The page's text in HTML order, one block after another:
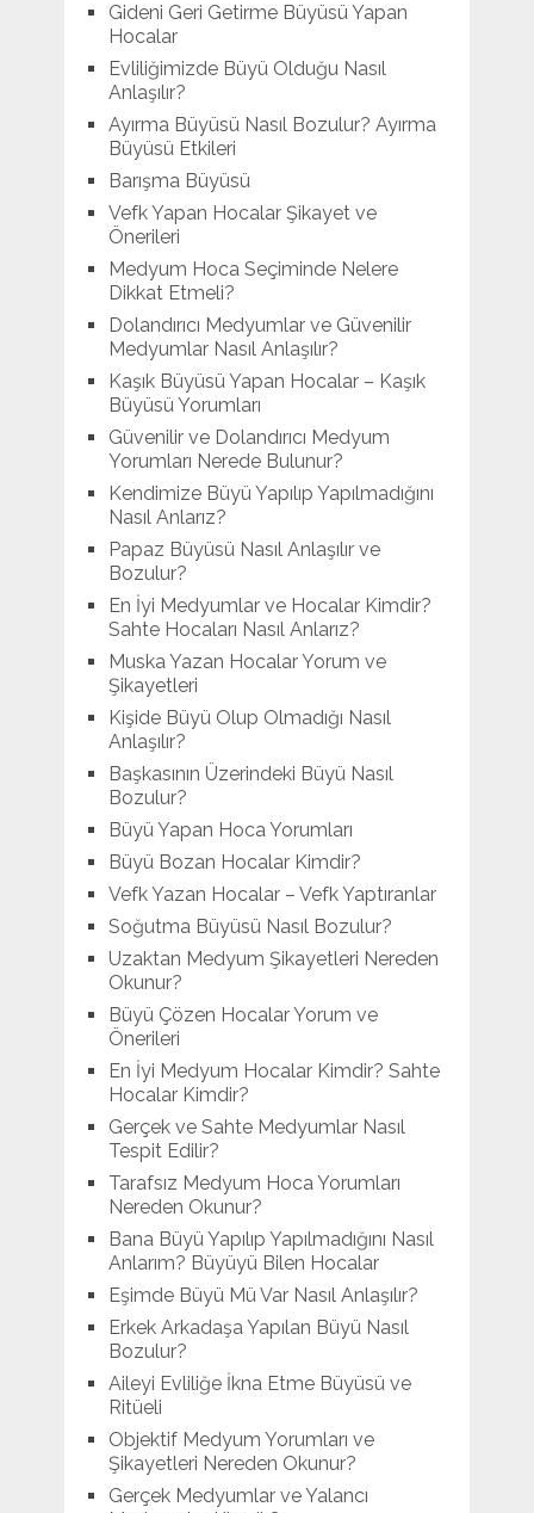
Gideni Geri Getirme Büyüsü Yapan
Hocalar
Evliliğimizde Büyü Olduğu Nasıl
Anlaşılır?
Ayırma Büyüsü Nasıl Bozulur? Ayırma
Büyüsü Etkileri
Barışma Büyüsü
Vefk Yapan Hocalar Şikayet ve
Önerileri
Medyum Hoca Seçiminde Nelere
Dikkat Etmeli?
Dolandırıcı Medyumlar ve Güvenilir
Medyumlar Nasıl Anlaşılır?
Kaşık Büyüsü Yapan Hocalar – Kaşık
Büyüsü Yorumları
Güvenilir ve Dolandırıcı Medyum
Yorumları Nerede Bulunur?
Kendimize Büyü Yapılıp Yapılmadığını
Nasıl Anlarız?
Papaz Büyüsü Nasıl Anlaşılır ve
Bozulur?
En İyi Medyumlar ve Hocalar Kimdir?
Sahte Hocaları Nasıl Anlarız?
Muska Yazan Hocalar Yorum ve
Şikayetleri
Kişide Büyü Olup Olmadığı Nasıl
Anlaşılır?
Başkasının Üzerindeki Büyü Nasıl
Bozulur?
Büyü Yapan Hoca Yorumları
Büyü Bozan Hocalar Kimdir?
Vefk Yazan Hocalar – Vefk Yaptıranlar
Soğutma Büyüsü Nasıl Bozulur?
Uzaktan Medyum Şikayetleri Nereden
Okunur?
Büyü Çözen Hocalar Yorum ve
Önerileri
En İyi Medyum Hocalar Kimdir? Sahte
Hocalar Kimdir?
Gerçek ve Sahte Medyumlar Nasıl
Tespit Edilir?
Tarafsız Medyum Hoca Yorumları
Nereden Okunur?
Bana Büyü Yapılıp Yapılmadığını Nasıl
Anlarım? Büyüyü Bilen Hocalar
Eşimde Büyü Mü Var Nasıl Anlaşılır?
Erkek Arkadaşa Yapılan Büyü Nasıl
Bozulur?
Aileyi Evliliğe İkna Etme Büyüsü ve
Ritüeli
Objektif Medyum Yorumları ve
Şikayetleri Nereden Okunur?
Gerçek Medyumlar ve Yalancı